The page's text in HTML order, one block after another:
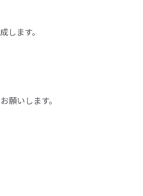
します。
願いします。